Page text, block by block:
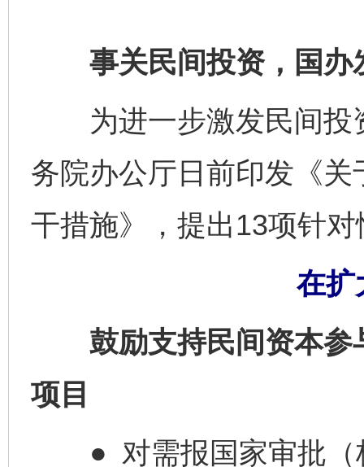
事关民间投资，国办
为进一步激发民间投
务院办公厅日前印发《
干措施》，提出13项针
在扩
鼓励支持民间资本参
项目
● 对需报国家审批（